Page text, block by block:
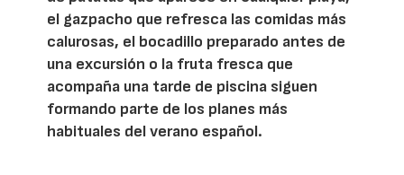
el gazpacho que refresca las comidas más
calurosas, el bocadillo preparado antes de
una excursión o la fruta fresca que
acompaña una tarde de piscina siguen
formando parte de los planes más
habituales del verano español.